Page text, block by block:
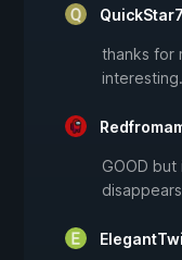
thanks for
interesting.
GOOD
disappears